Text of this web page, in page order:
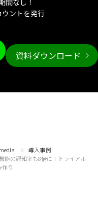
間なし！
ントを発行
資料ダウンロード
導入事例
能の認知率も8倍に！トライアル
り